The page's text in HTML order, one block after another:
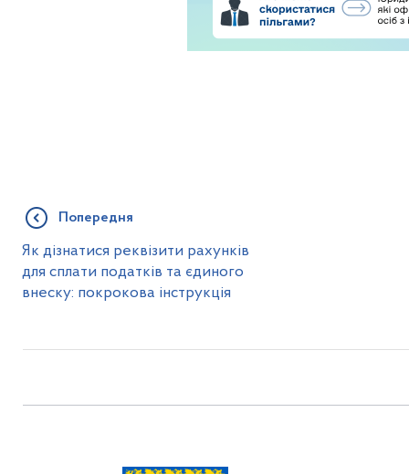
Попередня
Як дізнатися реквізити рахунків
для сплати податків та єдиного
внеску: покрокова інструкція